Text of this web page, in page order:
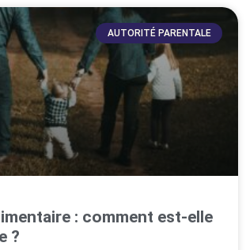
AUTORITÉ PARENTALE
: comment est-elle
?